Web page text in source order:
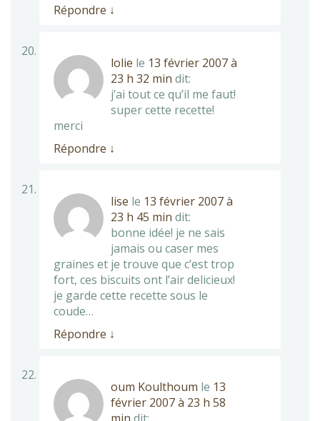
Répondre ↓
lolie le 13 février 2007 à
23 h 32 min dit:
j’ai tout ce qu’il me faut!
super cette recette!
merci
Répondre ↓
lise le 13 février 2007 à
23 h 45 min dit:
bonne idée! je ne sais
jamais ou caser mes
graines et je trouve que c’est trop
fort, ces biscuits ont l’air delicieux!
je garde cette recette sous le
coude…
Répondre ↓
oum Koulthoum le 13
février 2007 à 23 h 58